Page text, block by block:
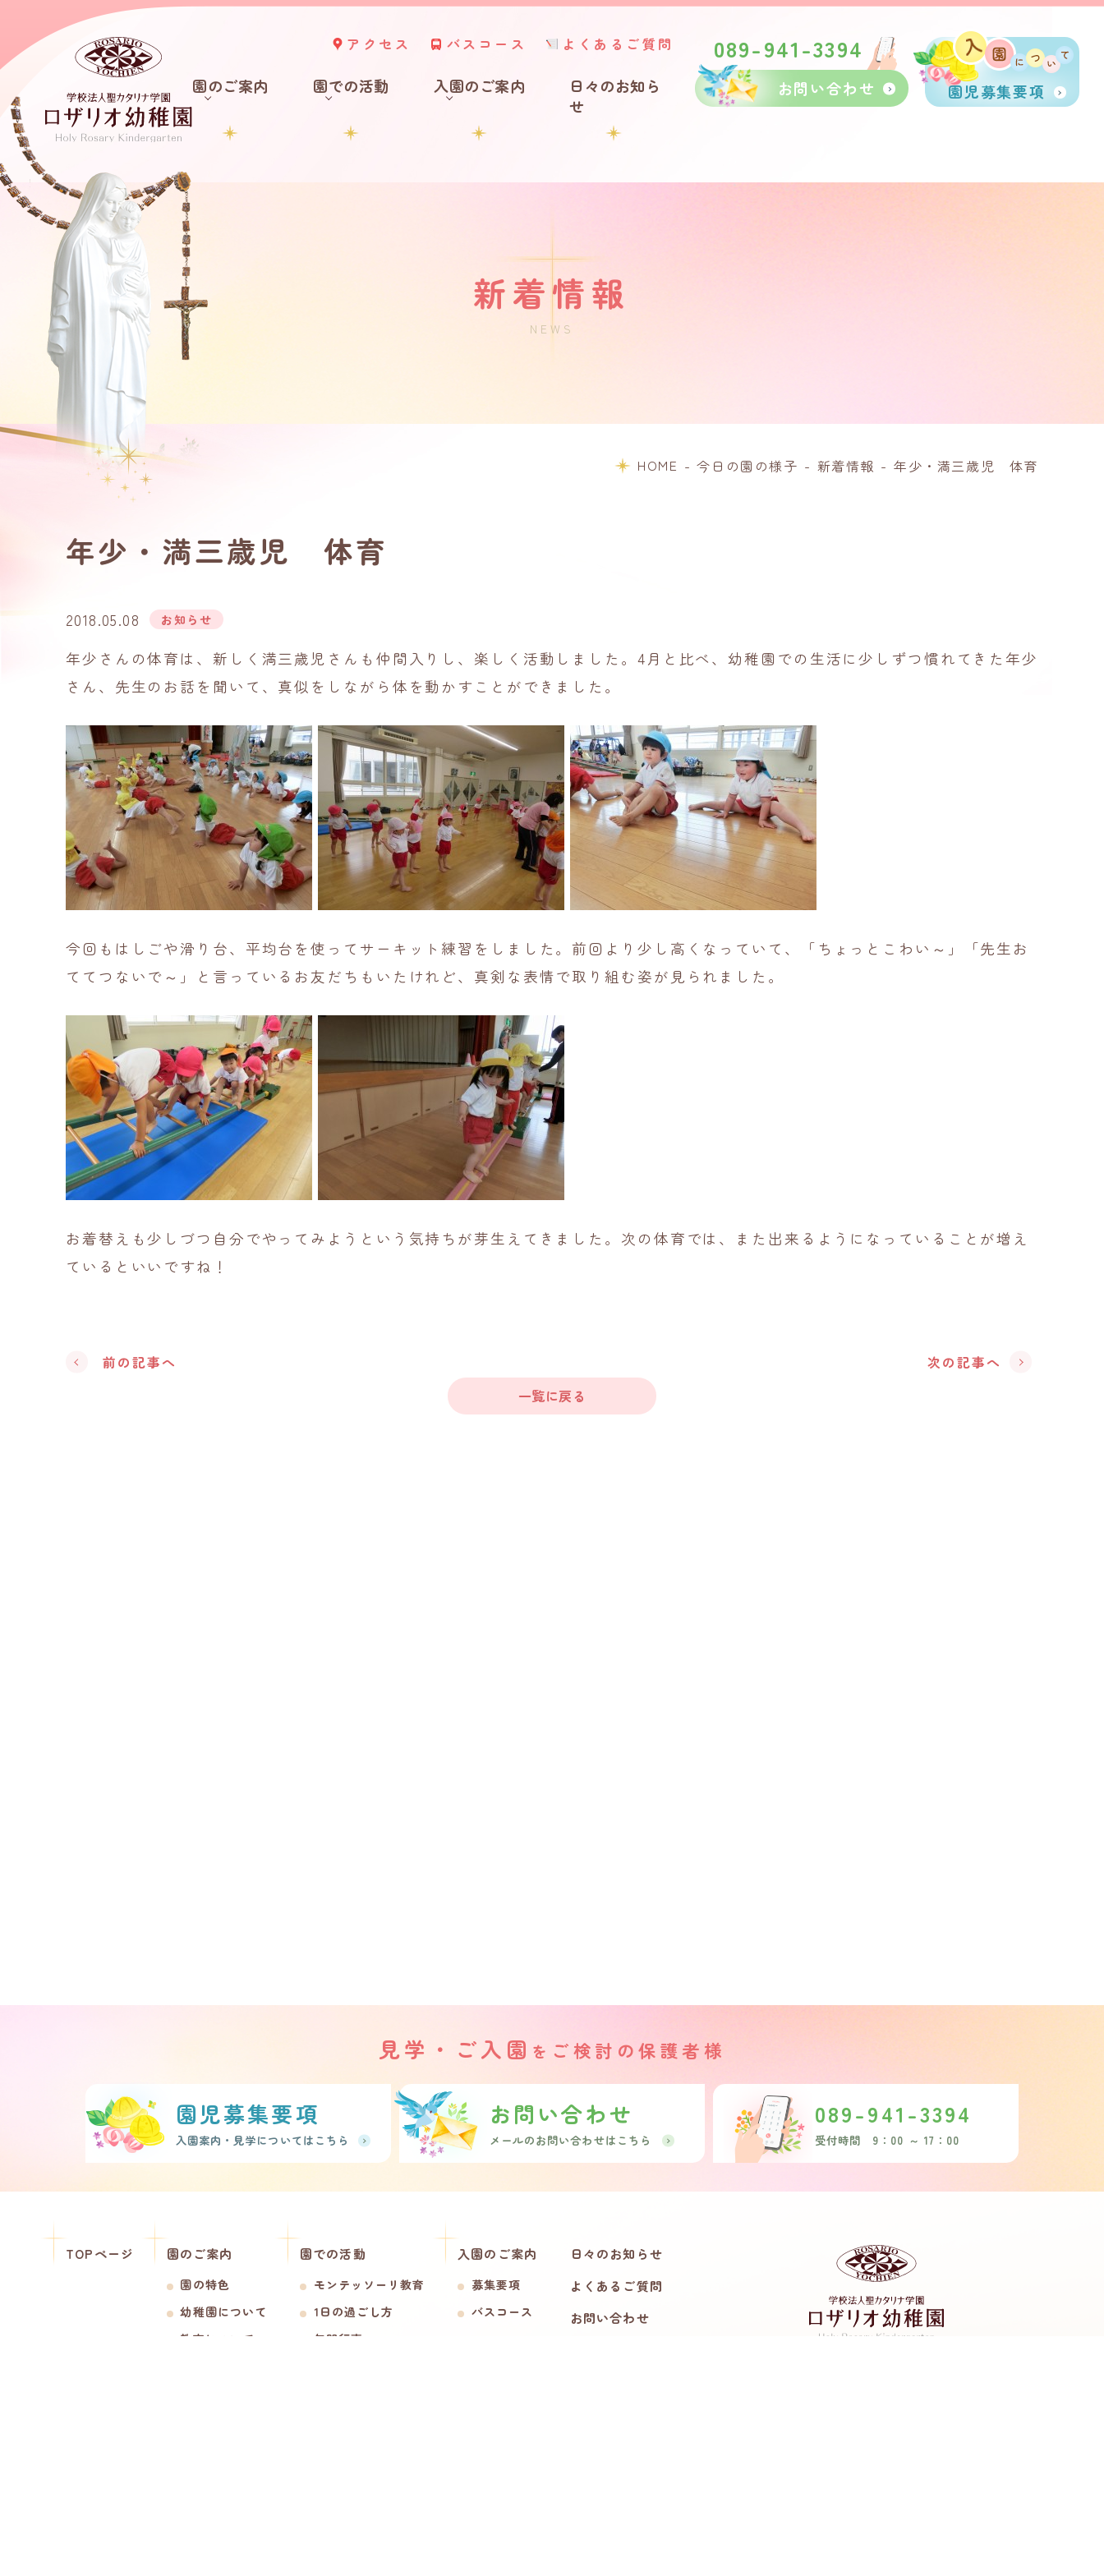
アクセス バスコース よくあるご質問
園のご案内 園での活動 入園のご案内
日々のお知ら
せ
089-941-3394
お問い合わせ 園児募集要項
新着情報
NEWS
HOME - 今日の園の様子 - 新着情報 - 年少・満三歳児 体育
年少・満三歳児 体育
2018.05.08 お知らせ
年少さんの体育は、新しく満三歳児さんも仲間入りし、楽しく活動しました。4月と比べ、幼稚園での生活に少しずつ慣れてきた年少
さん、先生のお話を聞いて、真似をしながら体を動かすことができました。
今回もはしごや滑り台、平均台を使ってサーキット練習をしました。前回より少し高くなっていて、「ちょっとこわい～」「先生お
ててつないで～」と言っているお友だちもいたけれど、真剣な表情で取り組む姿が見られました。
お着替えも少しづつ自分でやってみようという気持ちが芽生えてきました。次の体育では、また出来るようになっていることが増え
ているといいですね！
前の記事へ
次の記事へ
一覧に戻る
見学・ご入園 を ご検討の保護者様
園児募集要項
入園案内・見学についてはこちら
お問い合わせ
メールのお問い合わせはこちら
089-941-3394
受付時間 9：00 ～ 17：00
TOPページ 園のご案内
園の特色
幼稚園について
教育について
園での活動
モンテッソーリ教育
1日の過ごし方
年間行事
入園のご案内
募集要項
バスコース
日々のお知らせ
よくあるご質問
お問い合わせ